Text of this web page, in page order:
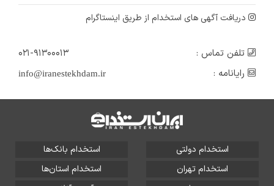
دریافت آگهی های استخدام از طریق اینستاگرام
تلفن تماس :
۰۲۱-۹۱۳۰۰۰۱۳
رایانامه :
info@iranestekhdam.ir
استخدام دولتی
استخدام بانک‌ها
استخدام تهران
استخدام استان‌ها